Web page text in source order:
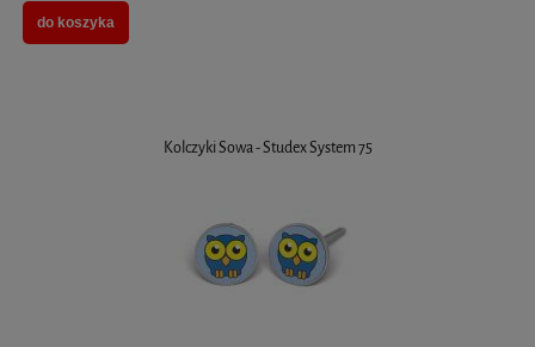
do koszyka
Kolczyki Sowa - Studex System 75